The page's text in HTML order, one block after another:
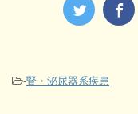
-腎・泌尿器系疾患